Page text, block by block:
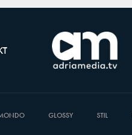
GLOSSY STIL